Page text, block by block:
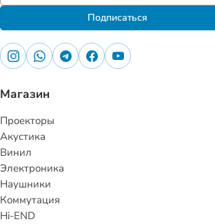
Подписаться
Магазин
Проекторы
Акустика
Винил
Электроника
Наушники
Коммутация
Hi-END